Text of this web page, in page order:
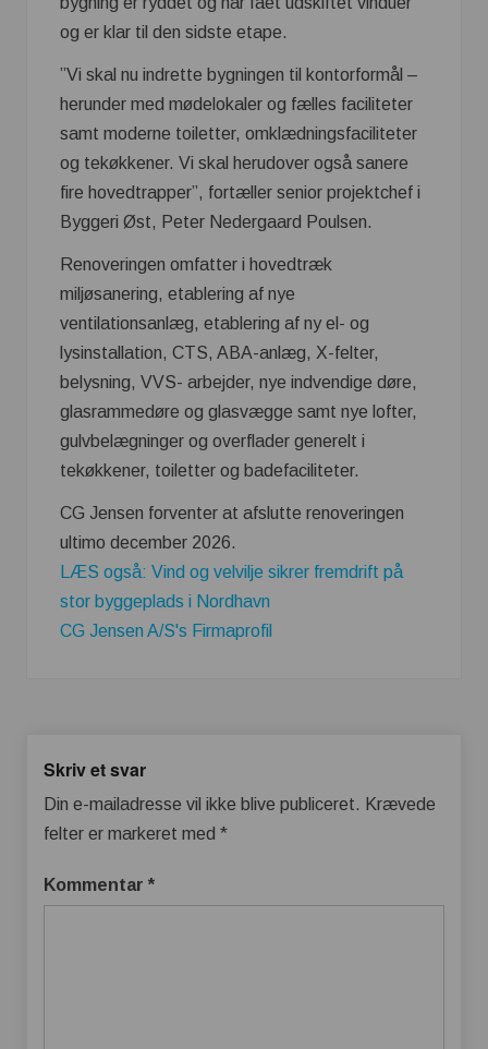
og er klar til den sidste etape.
”Vi skal nu indrette bygningen til kontorformål –
herunder med mødelokaler og fælles faciliteter
samt moderne toiletter, omklædningsfaciliteter
og tekøkkener. Vi skal herudover også sanere
fire hovedtrapper”, fortæller senior projektchef i
Byggeri Øst, Peter Nedergaard Poulsen.
Renoveringen omfatter i hovedtræk
miljøsanering, etablering af nye
ventilationsanlæg, etablering af ny el- og
lysinstallation, CTS, ABA-anlæg, X-felter,
belysning, VVS- arbejder, nye indvendige døre,
glasrammedøre og glasvægge samt nye lofter,
gulvbelægninger og overflader generelt i
tekøkkener, toiletter og badefaciliteter.
CG Jensen forventer at afslutte renoveringen
ultimo december 2026.
LÆS også: Vind og velvilje sikrer fremdrift på
stor byggeplads i Nordhavn
CG Jensen A/S's Firmaprofil
Skriv et svar
Din e-mailadresse vil ikke blive publiceret. Krævede
felter er markeret med *
Kommentar *